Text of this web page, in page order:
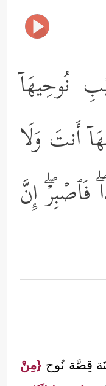
نُوحِیهَاۤ
أَنتَ وَلَا
إِنَّ
قِصَّة نُوح {مِنْ